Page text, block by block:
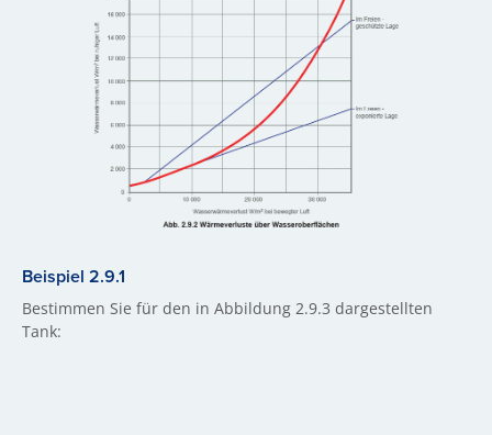
Beispiel 2.9.1
Bestimmen Sie für den in Abbildung 2.9.3 dargestellten
Tank: